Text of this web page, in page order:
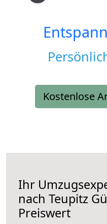
Kostenlose
Ihr
nach Teupitz
Preiswert